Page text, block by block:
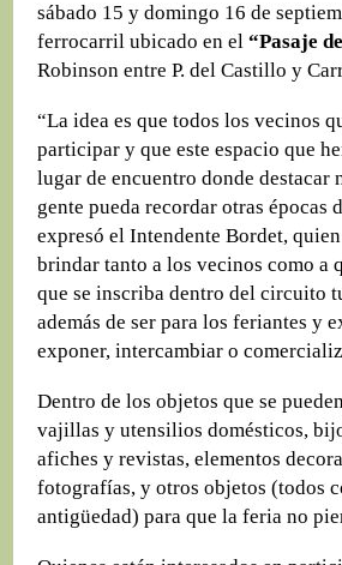
sábado 15 y domingo 16 de
ferrocarril ubicado en el “Pasaje
Robinson entre P. del Castillo y
“La idea es que todos los vecinos
participar y que este espacio que
lugar de encuentro donde
gente pueda recordar otras
expresó el Intendente Bordet,
brindar tanto a los vecinos como a
que se inscriba dentro del circuito
además de ser para los feriantes y
exponer, intercambiar o
Dentro de los objetos que se
vajillas y utensilios domésticos,
afiches y revistas, elementos
fotografías, y otros objetos (todos
antigüedad) para que la feria no